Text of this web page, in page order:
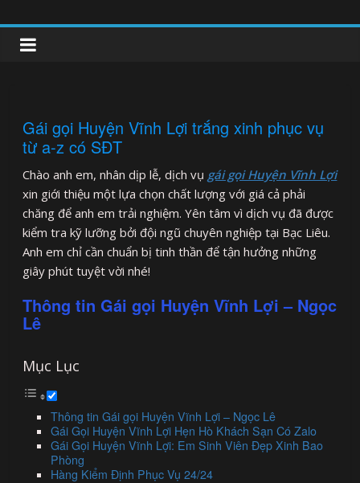
to
content
clipnonglive.com
Gái gọi Huyện Vĩnh Lợi trắng xinh phục vụ
từ a-z có SĐT
Chào anh em, nhân dịp lễ, dịch vụ gái gọi Huyện Vĩnh Lợi
xin giới thiệu một lựa chọn chất lượng với giá cả phải
chăng để anh em trải nghiệm. Yên tâm vì dịch vụ đã được
kiểm tra kỹ lưỡng bởi đội ngũ chuyên nghiệp tại Bạc Liêu.
Anh em chỉ cần chuẩn bị tinh thần để tận hưởng những
giây phút tuyệt vời nhé!
Thông tin Gái gọi Huyện Vĩnh Lợi – Ngọc
Lê
Mục Lục
Thông tin Gái gọi Huyện Vĩnh Lợi – Ngọc Lê
Gái Gọi Huyện Vĩnh Lợi Hẹn Hò Khách Sạn Có Zalo
Gái Gọi Huyện Vĩnh Lợi: Em Sinh Viên Đẹp Xinh Bao
Phòng
Hàng Kiểm Định Phục Vụ 24/24